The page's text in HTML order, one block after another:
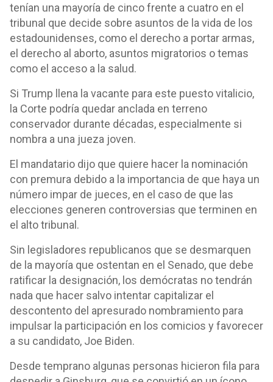
tenían una mayoría de cinco frente a cuatro en el
tribunal que decide sobre asuntos de la vida de los
estadounidenses, como el derecho a portar armas,
el derecho al aborto, asuntos migratorios o temas
como el acceso a la salud.
Si Trump llena la vacante para este puesto vitalicio,
la Corte podría quedar anclada en terreno
conservador durante décadas, especialmente si
nombra a una jueza joven.
El mandatario dijo que quiere hacer la nominación
con premura debido a la importancia de que haya un
número impar de jueces, en el caso de que las
elecciones generen controversias que terminen en
el alto tribunal.
Sin legisladores republicanos que se desmarquen
de la mayoría que ostentan en el Senado, que debe
ratificar la designación, los demócratas no tendrán
nada que hacer salvo intentar capitalizar el
descontento del apresurado nombramiento para
impulsar la participación en los comicios y favorecer
a su candidato, Joe Biden.
Desde temprano algunas personas hicieron fila para